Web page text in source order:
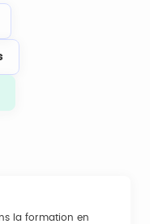
la formation en